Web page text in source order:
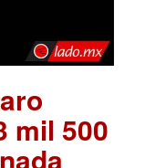
mil 500